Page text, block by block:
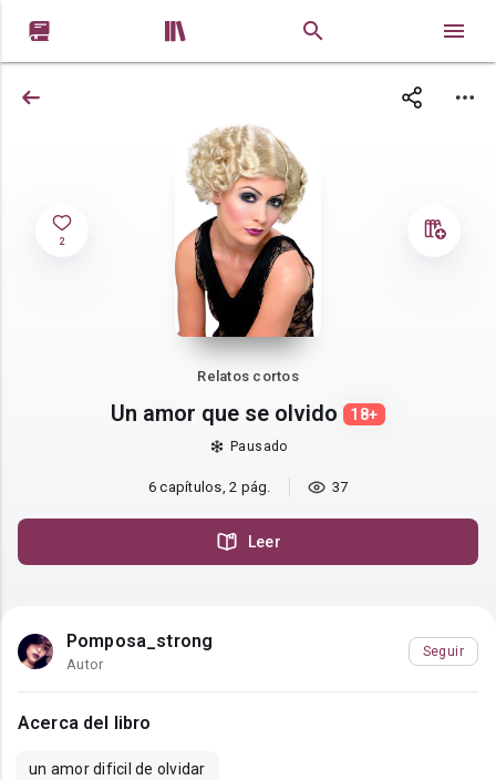
 
2
Relatos cortos
Un amor que se olvido 18+
Pausado
6 capítulos, 2 pág. 37
Leer
Pomposa_strong
Autor
Seguir
Acerca del libro
un amor dificil de olvidar